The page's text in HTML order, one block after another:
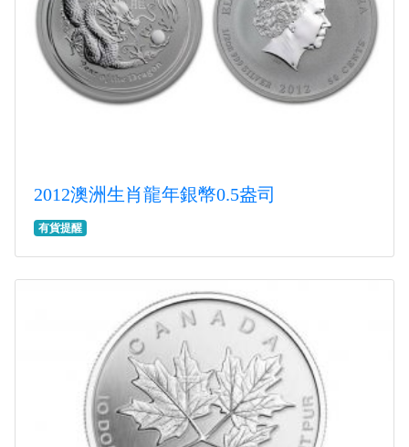
2012澳洲生肖龍年銀幣0.5盎司
有貨提醒